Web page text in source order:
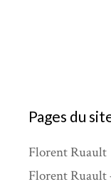
Pages du
Florent Ruault
Florent Ruault